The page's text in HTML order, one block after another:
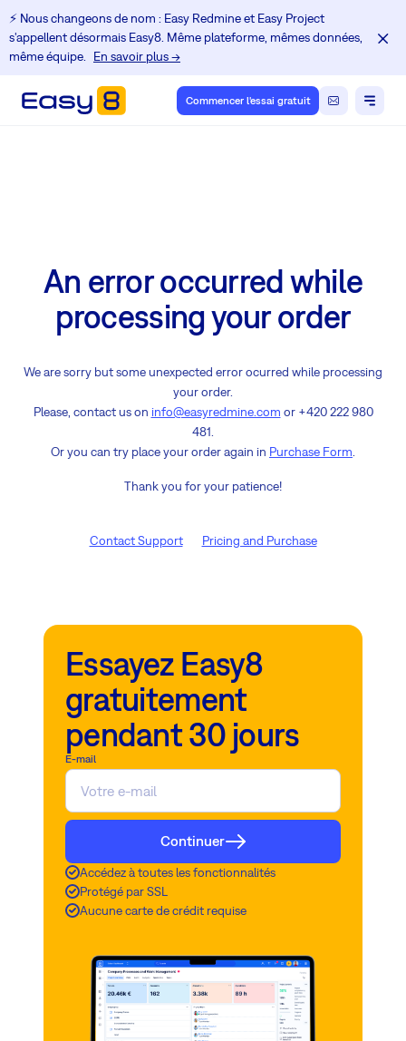
⚡️ Nous changeons de nom : Easy Redmine et Easy Project
s'appellent désormais Easy8. Même plateforme, mêmes données,
même équipe.
En savoir plus →
Commencer l'essai gratuit
An error occurred while
processing your order
We are sorry but some unexpected error ocurred while processing
your order.
Please, contact us on info@easyredmine.com or +420 222 980
481.
Or you can try place your order again in Purchase Form
Thank you for your patience!
Contact Support Pricing and Purchase
Essayez Easy8
gratuitement
pendant 30 jours
E-mail
Continuer
Accédez à toutes les fonctionnalités
Protégé par SSL
Aucune carte de crédit requise